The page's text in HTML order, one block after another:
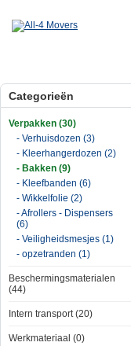
Categorieën
Verpakken (30)
- Verhuisdozen (3)
- Kleerhangerdozen (2)
- Bakken (9)
- Kleefbanden (6)
- Wikkelfolie (2)
- Afrollers - Dispensers
(6)
- Veiligheidsmesjes (1)
- opzetranden (1)
Beschermingsmaterialen
(44)
Intern transport (20)
Werkmateriaal (0)